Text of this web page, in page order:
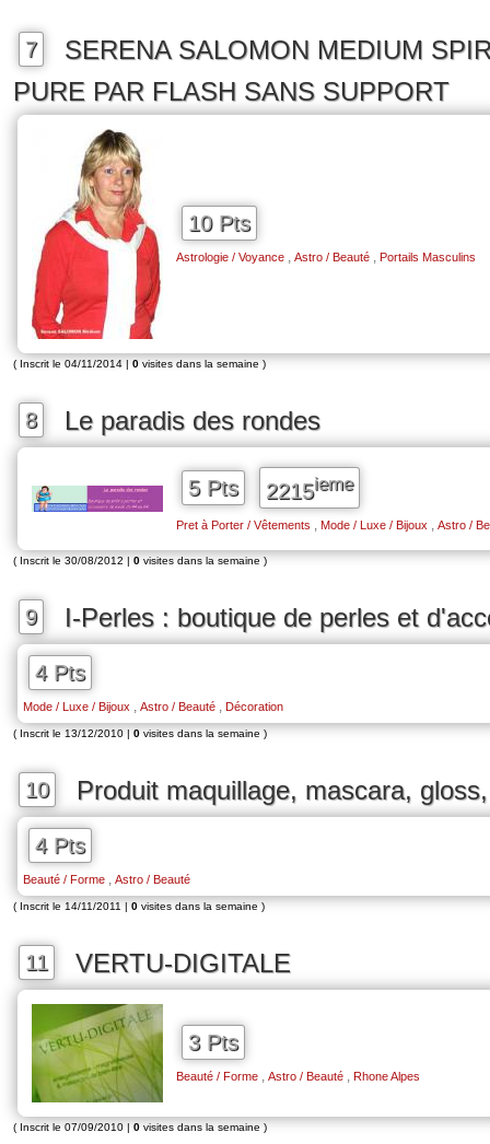
7
SERENA SALOMON MEDIUM
PURE PAR FLASH SANS SUPPORT
10 Pts
Astrologie / Voyance , Astro / Beauté , Portails Masculins
( Inscrit le 04/11/2014 | 0 visites dans la semaine )
8 Le paradis des rondes
5 Pts 2215ieme
Pret à Porter / Vêtements Mode / Luxe / Bijoux Astro /
( Inscrit le 30/08/2012 | 0 visites dans la semaine )
9 I-Perles : boutique de perles et
4 Pts
Mode / Luxe / Bijoux , Astro / Beauté , Décoration
( Inscrit le 13/12/2010 | 0 visites dans la semaine )
10 Produit maquillage, mascara,
4 Pts
Beauté / Forme , Astro / Beauté
( Inscrit le 14/11/2011 | 0 visites dans la semaine )
11 VERTU-DIGITALE
3 Pts
Beauté / Forme , Astro / Beauté , Rhone Alpes
( Inscrit le 07/09/2010 | 0 visites dans la semaine )